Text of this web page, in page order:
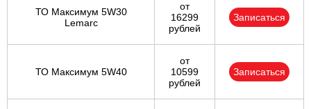
ТО Максимум 5W30
Lemarc
от
16299
рублей
Записаться
ТО Максимум 5W40
от
10599
рублей
Записаться